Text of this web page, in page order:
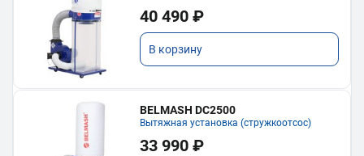
40 490 ₽
В корзину
BELMASH DC2500
Вытяжная установка (стружкоотсос)
33 990 ₽